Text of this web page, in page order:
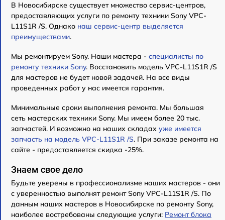
В Новосибирске существует множество сервис-центров,
предоставляющих услуги по ремонту техники Sony VPC-
L11S1R /S. Однако наш сервис-центр выделяется
преимуществами.
Мы ремонтируем Sony. Наши мастера - специалисты по
ремонту техники Sony. Восстановить модель VPC-L11S1R /S
для мастеров не будет новой задачей. На все виды
проведенных работ у нас имеется гарантия.
Минимальные сроки выполнения ремонта. Мы большая
сеть мастерских техники Sony. Мы имеем более 20 тыс.
запчастей. И возможно на наших складах уже имеется
запчасть на модель VPC-L11S1R /S. При заказе ремонта на
сайте - предоставляется скидка -25%.
Знаем свое дело
Будьте уверены в профессионализме наших мастеров - они
с уверенностью выполнят ремонт Sony VPC-L11S1R /S. По
данным наших мастеров в Новосибирске по ремонту Sony,
наиболее востребованы следующие услуги: Ремонт блока